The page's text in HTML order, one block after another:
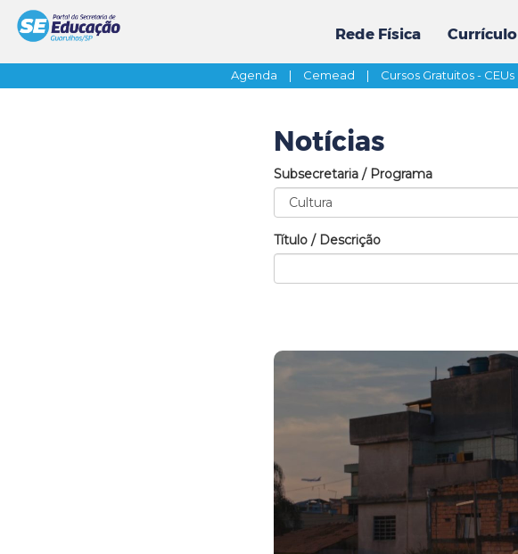
Rede Física Currículo
Agenda | Cemead | Cursos Gratuitos - CEUs
Notícias
Subsecretaria / Programa
Título / Descrição